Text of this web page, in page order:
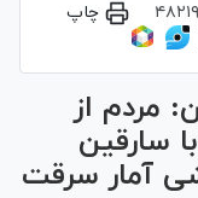
چاپ
مردم از
سارقین
آمار سرقت